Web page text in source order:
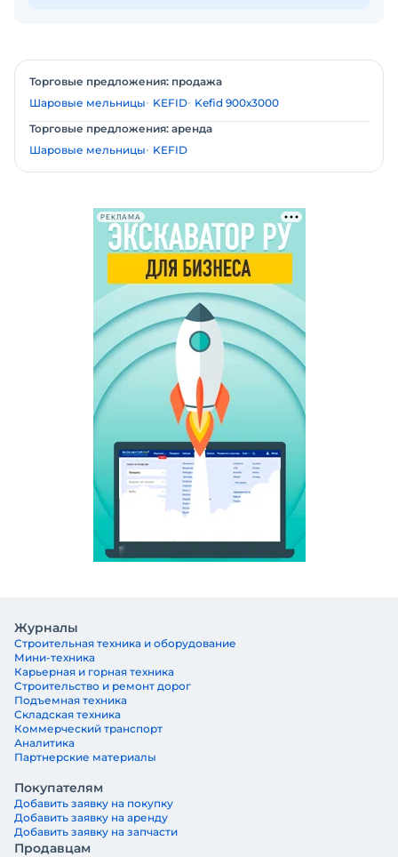
Торговые предложения: продажа
Шаровые мельницы
KEFID Kefid 900х3000
Торговые предложения: аренда
Шаровые мельницы
KEFID
РЕКЛАМА
Журналы
Строительная техника и оборудование
Мини-техника
Карьерная и горная техника
Строительство и ремонт дорог
Подъемная техника
Складская техника
Коммерческий транспорт
Аналитика
Партнерские материалы
Покупателям
Добавить заявку на покупку
Добавить заявку на аренду
Добавить заявку на запчасти
Продавцам